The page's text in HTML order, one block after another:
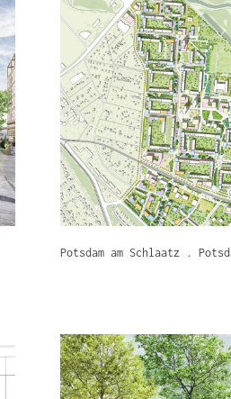
Potsdam am Schlaatz .